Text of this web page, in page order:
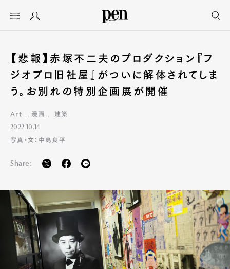
【悲報】赤塚不二夫のプロダクション『フ
ジオプロ旧社屋』がついに解体されてしま
う。お別れの特別企画展が開催
Art 漫画 建築
2022.10.14
写真・文：中島良平
Share: